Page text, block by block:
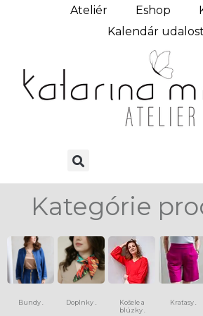
Ateliér Eshop
Kalendár
Kategórie
Bundy Doplnky
Košele a
blúzky
Kraťasy